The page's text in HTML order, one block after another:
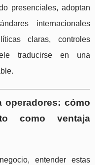
presenciales, adoptan
internacionales
claras, controles
traducirse en una
operadores: cómo
como ventaja
entender estas